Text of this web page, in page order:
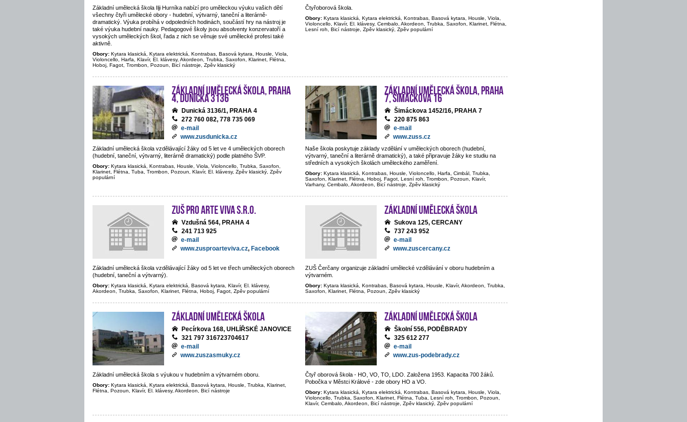
Základní umělecká škola Ilji Hurníka nabízí pro uměleckou výuku vašich dětí
všechny čtyři umělecké obory - hudební, výtvarný, taneční a literárně-
dramatický. Výuka probíhá v odpoledních hodinách, součástí hry na nástroj je
také výuka hudební nauky. Pedagogové školy jsou absolventy konzervatoří a
vysokých uměleckých škol, řada z nich se věnuje své umělecké profesi také
aktivně.
Obory: Kytara klasická, Kytara elektrická, Kontrabas, Basová kytara, Housle, Viola,
Violoncello, Harfa, Klavír, El. klávesy, Akordeon, Trubka, Saxofon, Klarinet, Flétna,
Hoboj, Fagot, Trombon, Pozoun, Bicí nástroje, Zpěv klasický
Čtyřoborová škola.
Obory: Kytara klasická, Kytara elektrická, Kontrabas, Basová kytara, Housle, Viola,
Violoncello, Klavír, El. klávesy, Cembalo, Akordeon, Trubka, Saxofon, Klarinet, Flétna,
Lesní roh, Bicí nástroje, Zpěv klasický, Zpěv populární
Základní umělecká škola, Praha
4, Dunická 3136
Dunická 3136/1, PRAHA 4
272 760 082, 778 735 069
e-mail
www.zusdunicka.cz
Základní umělecká škola vzdělávající žáky od 5 let ve 4 uměleckých oborech
(hudební, taneční, výtvarný, literárně dramatický) podle platného ŠVP.
Obory: Kytara klasická, Kontrabas, Housle, Viola, Violoncello, Trubka, Saxofon,
Klarinet, Flétna, Tuba, Trombon, Pozoun, Klavír, El. klávesy, Zpěv klasický, Zpěv
populární
Základní umělecká škola, Praha
7, Šimáčkova 16
Šimáckova 1452/16, PRAHA 7
220 875 863
e-mail
www.zuss.cz
Naše škola poskytuje základy vzdělání v uměleckých oborech (hudební,
výtvarný, taneční a literárně dramatický), a také připravuje žáky ke studiu na
středních a vysokých školách uměleckého zaměření.
Obory: Kytara klasická, Kontrabas, Housle, Violoncello, Harfa, Cimbál, Trubka,
Saxofon, Klarinet, Flétna, Hoboj, Fagot, Lesní roh, Trombon, Pozoun, Klavír,
Varhany, Cembalo, Akordeon, Bicí nástroje, Zpěv klasický
ZUŠ PRO ARTE VIVA s.r.o.
Vzdušná 564, PRAHA 4
241 713 925
e-mail
www.zusproarteviva.cz, Facebook
Základní umělecká škola vzdělávající žáky od 5 let ve třech uměleckých oborech
(hudební, taneční a výtvarný).
Obory: Kytara klasická, Kytara elektrická, Basová kytara, Klavír, El. klávesy,
Akordeon, Trubka, Saxofon, Klarinet, Flétna, Hoboj, Fagot, Zpěv populární
Základní umělecká škola
Sukova 125, CERCANY
737 243 952
e-mail
www.zuscercany.cz
ZUŠ Čerčany organizuje základní umělecké vzdělávání v oboru hudebním a
výtvarném.
Obory: Kytara klasická, Kontrabas, Basová kytara, Housle, Klavír, Akordeon, Trubka,
Saxofon, Klarinet, Flétna, Pozoun, Zpěv klasický
Základní umělecká škola
Pecírkova 168, UHLÍŘSKÉ JANOVICE
321 797 316723704617
e-mail
www.zuszasmuky.cz
Základní umělecká škola s výukou v hudebním a výtvarném oboru.
Obory: Kytara klasická, Kytara elektrická, Basová kytara, Housle, Trubka, Klarinet,
Flétna, Pozoun, Klavír, El. klávesy, Akordeon, Bicí nástroje
Základní umělecká škola
Školní 556, PODĚBRADY
325 612 277
e-mail
www.zus-podebrady.cz
Čtyř oborová škola - HO, VO, TO, LDO. Založena 1953. Kapacita 700 žáků.
Pobočka v Městci Králové - zde obory HO a VO.
Obory: Kytara klasická, Kytara elektrická, Kontrabas, Basová kytara, Housle, Viola,
Violoncello, Trubka, Saxofon, Klarinet, Flétna, Tuba, Lesní roh, Trombon, Pozoun,
Klavír, Cembalo, Akordeon, Bicí nástroje, Zpěv klasický, Zpěv populární